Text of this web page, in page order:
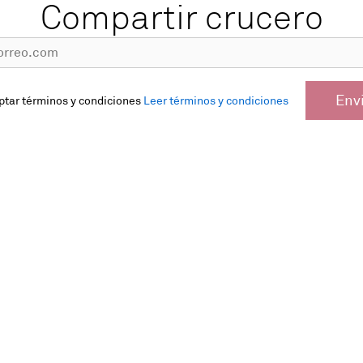
Compartir crucero
términos y condiciones Leer términos y condiciones